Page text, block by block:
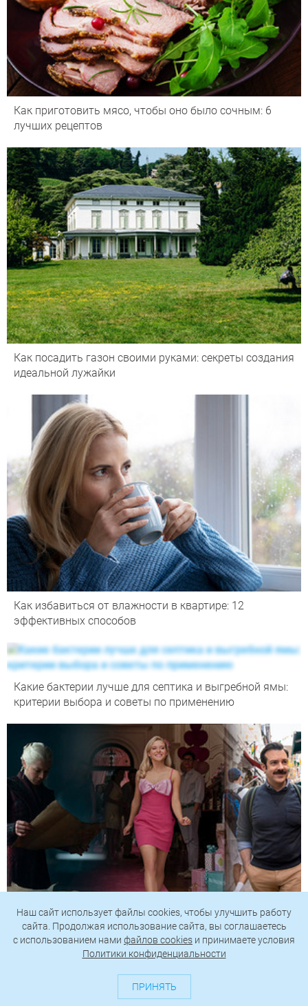
Как приготовить мясо, чтобы оно было сочным: 6
лучших рецептов
Как посадить газон своими руками: секреты создания
идеальной лужайки
Как избавиться от влажности в квартире: 12
эффективных способов
Какие бактерии лучше для септика и выгребной ямы:
критерии выбора и советы по применению
Гид по главным сериалам лета, которые не дадут
Наш сайт использует файлы cookies, чтобы улучшить работу
сайта. Продолжая использование сайта, вы соглашаетесь
c использованием нами файлов cookies и принимаете условия
Политики конфиденциальности
ПРИНЯТЬ